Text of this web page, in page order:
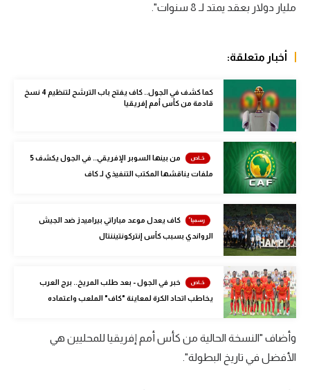
رياضات أخرى
كرة السلة الأمريكية
كرة سلة
كرة يد
كرة طائرة
الوطن العربي
في المونديال
رياضة نسائية
آسيا
أمريكا
ركن الألعاب
أقسام خاصة
مليار دولار بعقد يمتد لـ 8 سنوات".
أخبار متعلقة:
كما كشف في الجول.. كاف يفتح باب الترشح لتنظيم 4 نسخ
قادمة من كأس أمم إفريقيا
من بينها السوبر الإفريقي.. في الجول يكشف 5
ملفات يناقشها المكتب التنفيذي لـ كاف
كاف يعدل موعد مباراتي بيراميدز ضد الجيش
الرواندي بسبب كأس إنتركونتيننتال
خبر في الجول - بعد طلب المريخ.. برج العرب
يخاطب اتحاد الكرة لمعاينة "كاف" الملعب واعتماده
وأضاف "النسخة الحالية من كأس أمم إفريقيا للمحليين هي
الأفضل في تاريخ البطولة".